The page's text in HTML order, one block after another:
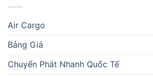
Air Cargo
Bảng Giá
Chuyển Phát Nhanh Quốc Tế